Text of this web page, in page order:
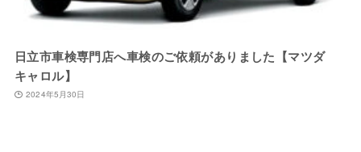
日立市車検専門店へ車検のご依頼がありました【マツダ
キャロル】
2024年5月30日